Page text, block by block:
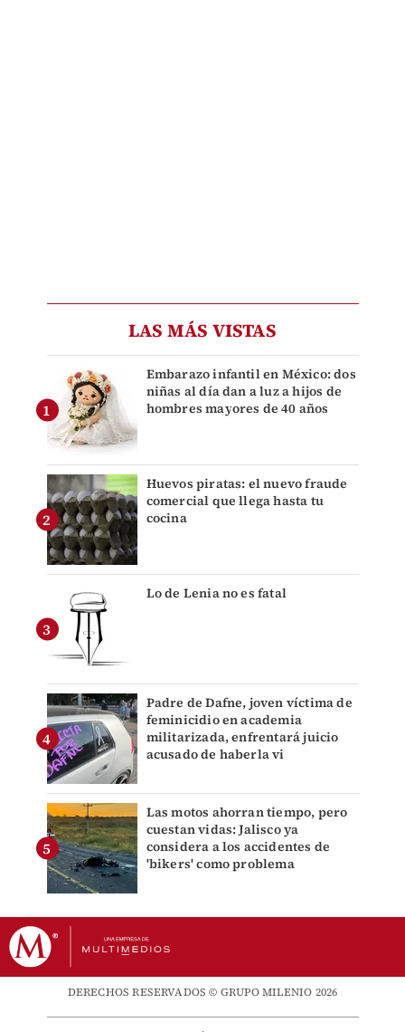
LAS MÁS VISTAS
Embarazo infantil en México: dos
niñas al día dan a luz a hijos de
hombres mayores de 40 años
Huevos piratas: el nuevo fraude
comercial que llega hasta tu
cocina
Lo de Lenia no es fatal
Padre de Dafne, joven víctima de
feminicidio en academia
militarizada, enfrentará juicio
acusado de haberla vi
Las motos ahorran tiempo, pero
cuestan vidas: Jalisco ya
considera a los accidentes de
'bikers' como problema
DERECHOS RESERVADOS © GRUPO MILENIO 2026